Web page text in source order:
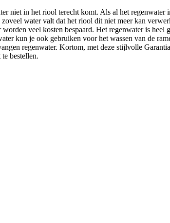
niet in het riool terecht komt. Als al het
water valt dat het riool dit niet meer kan
veel kosten bespaard. Het regenwater is
kun je ook gebruiken voor het wassen van de
regenwater. Kortom, met deze stijlvolle
bestellen.